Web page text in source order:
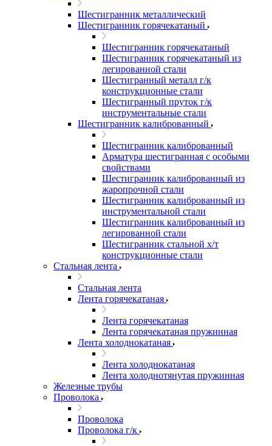
Шестигранник металлический
Шестигранник горячекатаный
Шестигранник горячекатаный
Шестигранник горячекатаный из
легированной стали
Шестигранный металл г/к
конструкционные стали
Шестигранный пруток г/к
инструментальные стали
Шестигранник калиброванный
Шестигранник калиброванный
Арматура шестигранная с особыми
свойствами
Шестигранник калиброванный из
жаропрочной стали
Шестигранник калиброванный из
инструментальной стали
Шестигранник калиброванный из
легированной стали
Шестигранник стальной х/т
конструкционные стали
Стальная лента
Стальная лента
Лента горячекатаная
Лента горячекатаная
Лента горячекатаная пружинная
Лента холоднокатаная
Лента холоднокатаная
Лента холоднотянутая пружинная
Железные трубы
Проволока
Проволока
Проволока г/к